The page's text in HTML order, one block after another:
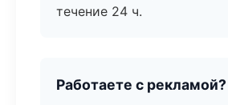
течение 24 ч.
Работаете с рекламой?